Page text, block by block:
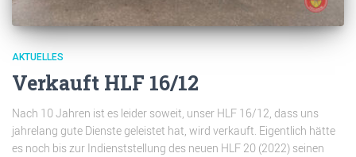
AKTUELLES
Verkauft HLF 16/12
Nach 10 Jahren ist es leider soweit, unser HLF 16/12, dass uns
jahrelang gute Dienste geleistet hat, wird verkauft. Eigentlich hätte
es noch bis zur Indienststellung des neuen HLF 20 (2022) seinen